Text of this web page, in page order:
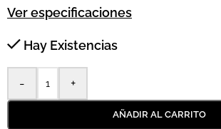
Ver especificaciones
Hay Existencias
- +
AÑADIR AL CARRITO